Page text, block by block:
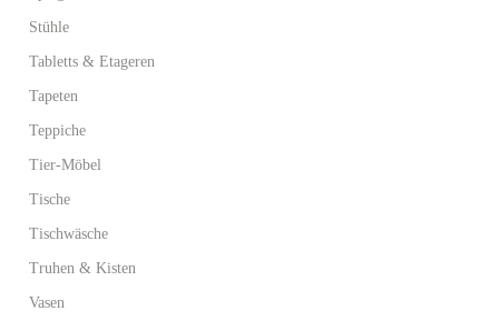
Stühle
Tabletts & Etageren
Tapeten
Teppiche
Tier-Möbel
Tische
Tischwäsche
Truhen & Kisten
Vasen